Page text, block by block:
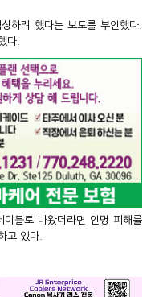
하려 했다는 보도를 부인했다.
다.
블로 나왔더라면 인명 피해를
고 있다.